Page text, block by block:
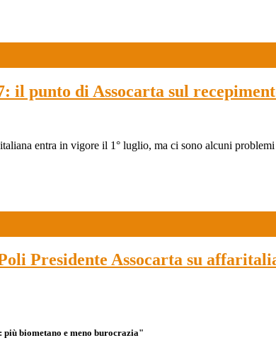
il punto di Assocarta sul
entra in vigore il 1° luglio, ma ci sono alcuni
Presidente Assocarta su
biometano e meno burocrazia"